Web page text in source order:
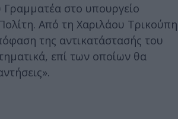
Γραμματέα στο υπουργείο
Από τη Χαριλάου Τρικούπη
της αντικατάστασής του
επί των οποίων θα